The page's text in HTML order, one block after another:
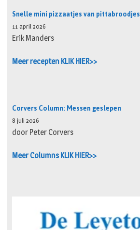
Snelle mini pizzaatjes van pittabroodjes
11 april 2026
Erik Manders
Meer recepten KLIK HIER>>
Corvers Column: Messen geslepen
8 juli 2026
door Peter Corvers
Meer Columns KLIK HIER>>